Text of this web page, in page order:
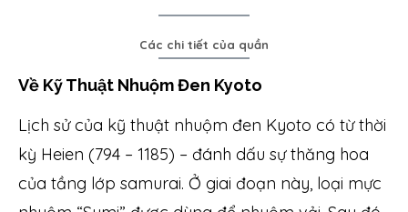
Các chi tiết của quần
Về Kỹ Thuật Nhuộm Đen Kyoto
Lịch sử của kỹ thuật nhuộm đen Kyoto có từ thời
kỳ Heien (794 – 1185) – đánh dấu sự thăng hoa
của tầng lớp samurai. Ở giai đoạn này, loại mực